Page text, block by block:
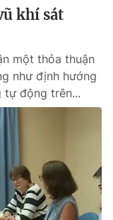
Quốc Thắng,
932
khí sát
một thỏa thuận
như định hướng
tự động trên...